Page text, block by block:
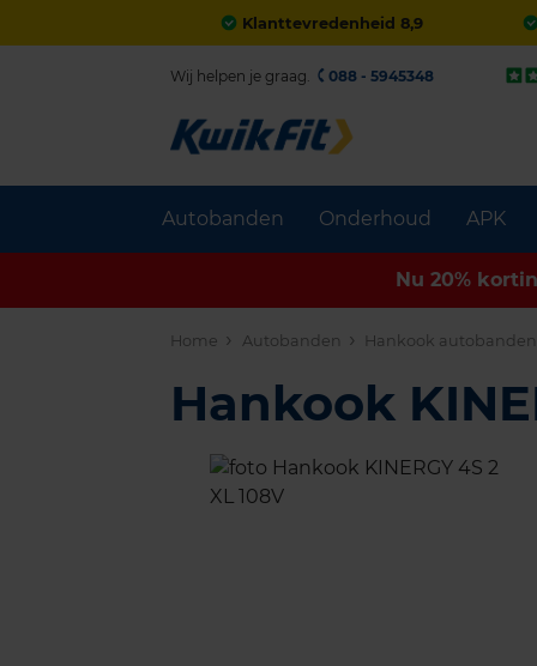
Klanttevredenheid 8,9
Autobanden Onderhoud APK
Wij helpen je graag. 088 - 5945348
Nu 20%
Home Autobanden Hankook autobanden
Hankook